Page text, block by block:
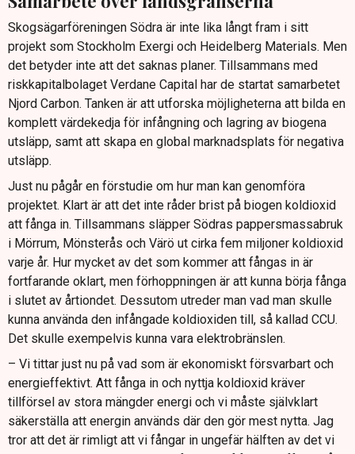
Skogsägarföreningen Södra är inte lika långt fram i sitt
projekt som Stockholm Exergi och Heidelberg Materials. Men
det betyder inte att det saknas planer. Tillsammans med
riskkapitalbolaget Verdane Capital har de startat samarbetet
Njord Carbon. Tanken är att utforska möjligheterna att bilda en
komplett värdekedja för infångning och lagring av biogena
utsläpp, samt att skapa en global marknadsplats för negativa
utsläpp.
Just nu pågår en förstudie om hur man kan genomföra
projektet. Klart är att det inte råder brist på biogen koldioxid
att fånga in. Tillsammans släpper Södras pappersmassabruk
i Mörrum, Mönsterås och Värö ut cirka fem miljoner koldioxid
varje år. Hur mycket av det som kommer att fångas in är
fortfarande oklart, men förhoppningen är att kunna börja fånga
i slutet av årtiondet. Dessutom utreder man vad man skulle
kunna använda den infångade koldioxiden till, så kallad CCU.
Det skulle exempelvis kunna vara elektrobränslen.
– Vi tittar just nu på vad som är ekonomiskt försvarbart och
energieffektivt. Att fånga in och nyttja koldioxid kräver
tillförsel av stora mängder energi och vi måste självklart
säkerställa att energin används där den gör mest nytta. Jag
tror att det är rimligt att vi fångar in ungefär hälften av det vi